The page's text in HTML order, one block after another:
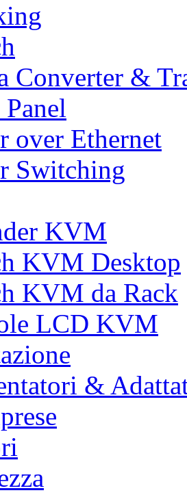
Converter &
over Ethernet
Switching
KVM
KVM Desktop
KVM da Rack
LCD KVM
&